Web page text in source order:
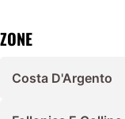
ZONE
Costa D'Argento